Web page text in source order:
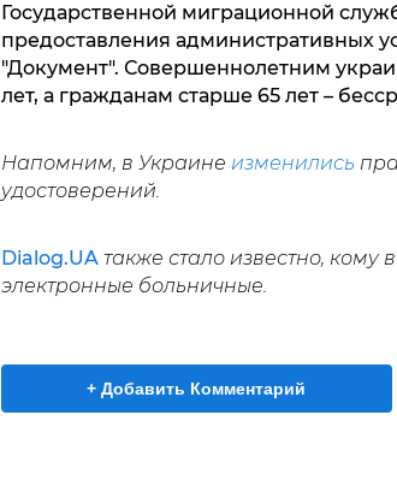
Государственной миграционной
предоставления административных
"Документ". Совершеннолетним
лет, а гражданам старше 65 лет –
Напомним, в Украине изменились
удостоверений.
Dialog.UA также стало известно, кому
электронные больничные.
+ Добавить Комментарий